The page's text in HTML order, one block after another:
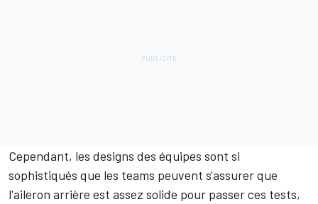
Cependant, les designs des équipes sont si
sophistiqués que les teams peuvent s'assurer que
l'aileron arrière est assez solide pour passer ces tests,